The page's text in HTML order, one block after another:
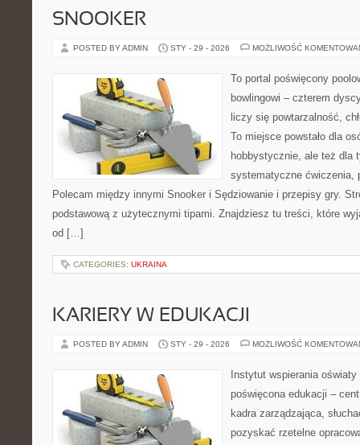
SNOOKER
POSTED BY ADMIN STY - 29 - 2026 MOŻLIWOŚĆ
To portal poświęcony
bowlingowi – czterem
liczy się powtarzalność,
To miejsce powstało dla
hobbystycznie, ale też dla
systematyczne ćwiczenia,
Polecam między innymi Snooker i Sędziowanie i przepisy gry.
podstawową z użytecznymi tipami. Znajdziesz tu treści, które
od […]
CATEGORIES: UKRAINA
KARIERY W EDUKACJI
POSTED BY ADMIN STY - 29 - 2026 MOŻLIWOŚĆ
Instytut wspierania
poświęcona edukacji –
kadra zarządzająca,
pozyskać rzetelne